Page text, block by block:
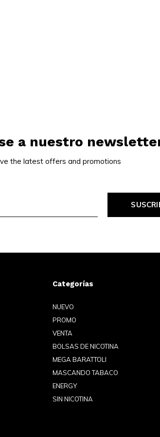
a nuestro
the latest offers and promotions
Categorías
NUEVO
PROMO
VENTA
BOLSAS DE NICOTINA
MEGA BARATTOLI
MASCANDO TABACO
ENERGY
SIN NICOTINA